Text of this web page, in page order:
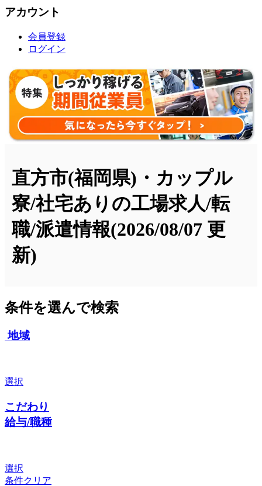
アカウント
会員登録
ログイン
直方市(福岡県)・カップル
寮/社宅ありの工場求人/転
職/派遣情報(2026/08/07 更
新)
条件を選んで検索
地域
選択
こだわり
給与/職種
選択
条件クリア